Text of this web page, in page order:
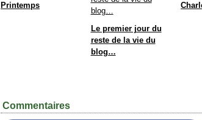
Printemps
Le premier jour du
reste de la vie du
blog…
Commentaires